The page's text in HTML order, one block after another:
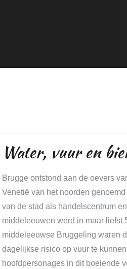
Water, vuur en
Brugge ontstond aan de oevers
Venetië van het noorden
van de stad als handelscentrum
middeleeuwen werd in maar liefst
middeleeuwse Bruggeling waren
dagelijkse risico op vuur te
hoofdpersonages in dit boeiende